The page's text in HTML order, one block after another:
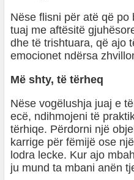
Nëse flisni për atë që po
tuaj me aftësitë
dhe të trishtuara, që ajo
emocionet ndërsa
Më shty, të tërheq
Nëse vogëlushja juaj e
ecë, ndihmojeni të
tërhiqe. Përdorni një
karrige për fëmijë ose
lodra lecke. Kur ajo
ju mund ta mbani anën